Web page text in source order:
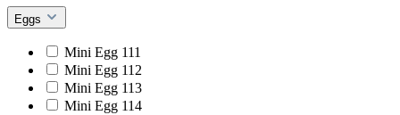
Eggs
Mini Egg 111
Mini Egg 112
Mini Egg 113
Mini Egg 114